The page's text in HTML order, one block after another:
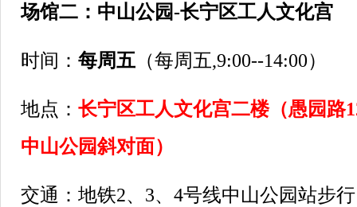
场馆二：中山公园-长宁区工人文化宫
时间： 每周五 （每周五,9:00--14:00）
地点： 长宁区工人文化宫二楼（愚园路
中山公园斜对面）
交通：地铁2、3、4号线中山公园站步